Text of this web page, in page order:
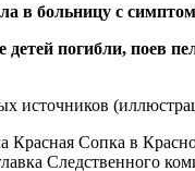
в больницу с
источников
Красная Сопка в
Следственного